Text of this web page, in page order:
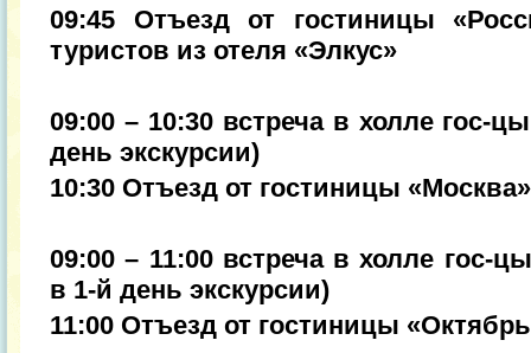
09:45 Отъезд от гостиницы
туристов из отеля «Элкус»
09:00 – 10:30 встреча в холле гос-
день экскурсии)
10:30 Отъезд от гостиницы «Москва»
09:00 – 11:00 встреча в холле гос-
в 1-й день экскурсии)
11:00 Отъезд от гостиницы